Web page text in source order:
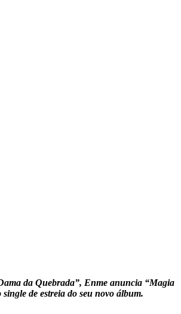
da Quebrada”, Enme anuncia “Magia
single de estreia do seu novo álbum.